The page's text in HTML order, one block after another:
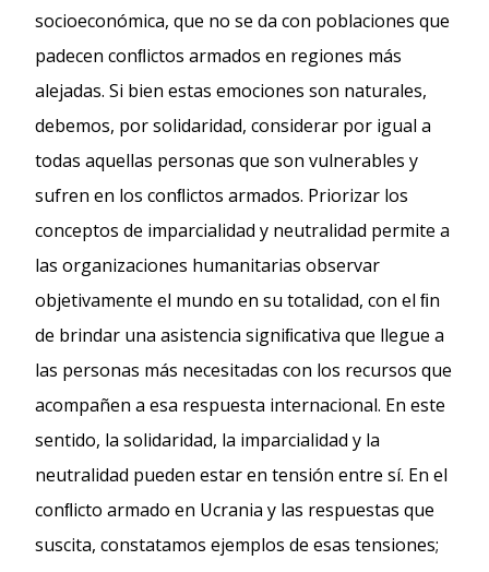
socioeconómica, que no se da con poblaciones que
padecen conﬂictos armados en regiones más
alejadas. Si bien estas emociones son naturales,
debemos, por solidaridad, considerar por igual a
todas aquellas personas que son vulnerables y
sufren en los conﬂictos armados. Priorizar los
conceptos de imparcialidad y neutralidad permite a
las organizaciones humanitarias observar
objetivamente el mundo en su totalidad, con el ﬁn
de brindar una asistencia signiﬁcativa que llegue a
las personas más necesitadas con los recursos que
acompañen a esa respuesta internacional. En este
sentido, la solidaridad, la imparcialidad y la
neutralidad pueden estar en tensión entre sí. En el
conﬂicto armado en Ucrania y las respuestas que
suscita, constatamos ejemplos de esas tensiones;